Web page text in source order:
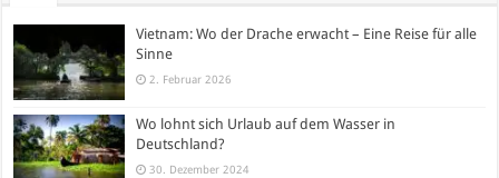
Vietnam: Wo der Drache erwacht – Eine Reise für alle
Sinne
2. Februar 2026
Wo lohnt sich Urlaub auf dem Wasser in
Deutschland?
30. Dezember 2024